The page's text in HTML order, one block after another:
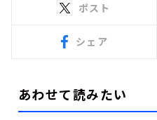
ポスト
シェア
あわせて読みたい